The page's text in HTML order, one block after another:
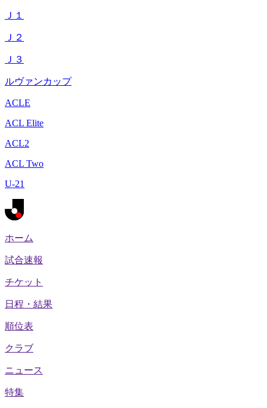
Ｊ１
Ｊ２
Ｊ３
ルヴァンカップ
ACLE
ACL Elite
ACL2
ACL Two
U-21
ホーム
試合速報
チケット
日程・結果
順位表
クラブ
ニュース
特集